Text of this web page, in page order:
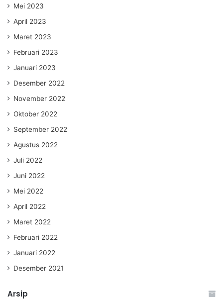
Mei 2023
April 2023
Maret 2023
Februari 2023
Januari 2023
Desember 2022
November 2022
Oktober 2022
September 2022
Agustus 2022
Juli 2022
Juni 2022
Mei 2022
April 2022
Maret 2022
Februari 2022
Januari 2022
Desember 2021
Arsip